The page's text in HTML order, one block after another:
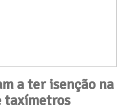
a ter isenção na
taxímetros